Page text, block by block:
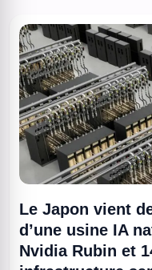
Le Japon vient
d’une usine IA
Nvidia Rubin et